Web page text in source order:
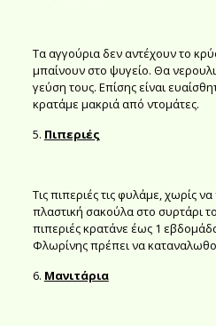
Τα αγγούρια δεν αντέχουν το
μπαίνουν στο ψυγείο. Θα
γεύση τους. Επίσης είναι
κρατάμε μακριά από ντομάτες.
5. Πιπεριές
Τις πιπεριές τις φυλάμε, χωρίς
πλαστική σακούλα στο συρτάρι
πιπεριές κρατάνε έως 1
Φλωρίνης πρέπει να
6. Μανιτάρια